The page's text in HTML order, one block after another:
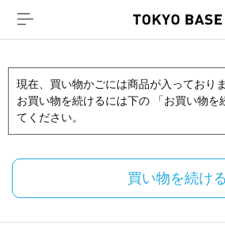
現在、買い物かごには商品が入っておりま
お買い物を続けるには下の 「お買い物を
てください。
買い物を続ける